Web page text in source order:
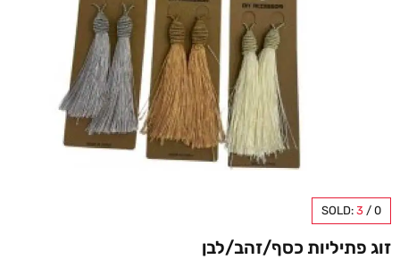
SOLD: 3 / 0
זוג פתיליות כסף/זהב/לבן